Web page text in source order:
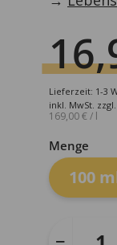
Preis
war:
24,90 €
Preis
ist:
16,90 €.
Lieferzeit: 1-3
inkl. MwSt. zzgl.
169,00€ / l
Menge
100